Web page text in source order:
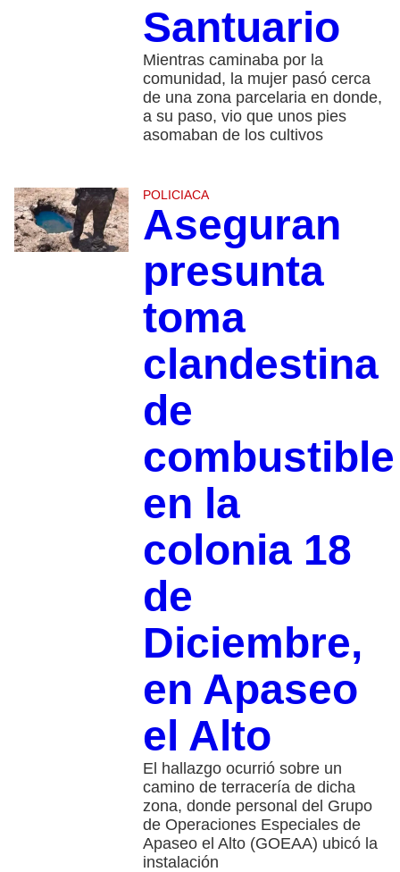
Santuario
Mientras caminaba por la
comunidad, la mujer pasó cerca
de una zona parcelaria en donde,
a su paso, vio que unos pies
asomaban de los cultivos
POLICIACA
Aseguran
presunta
toma
clandestina
de
combustible
en la
colonia 18
de
Diciembre,
en Apaseo
el Alto
El hallazgo ocurrió sobre un
camino de terracería de dicha
zona, donde personal del Grupo
de Operaciones Especiales de
Apaseo el Alto (GOEAA) ubicó la
instalación